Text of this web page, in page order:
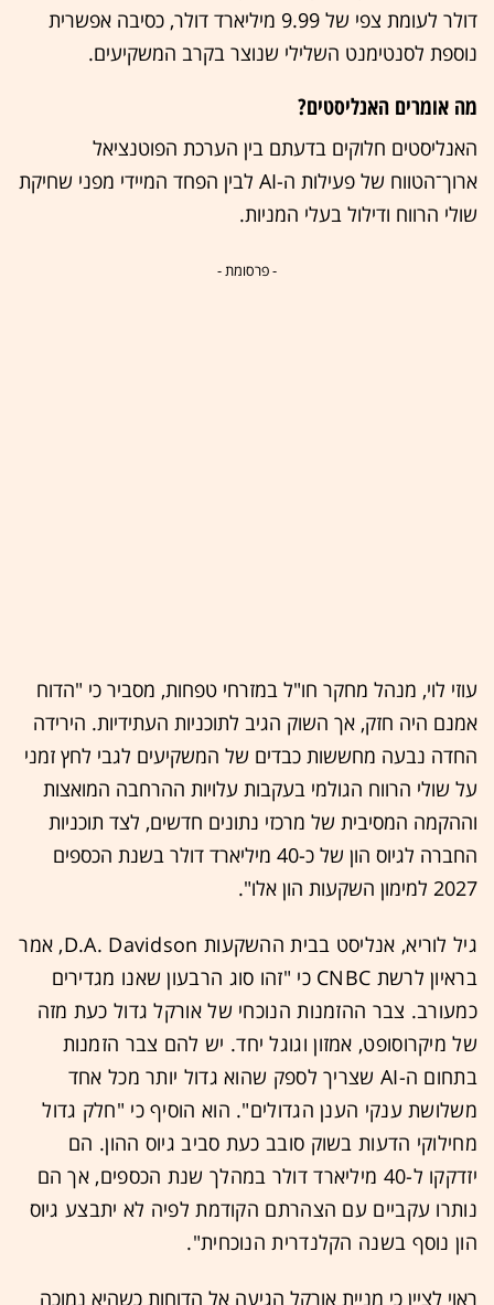
דולר לעומת צפי של 9.99 מיליארד דולר, כסיבה אפשרית
נוספת לסנטימנט השלילי שנוצר בקרב המשקיעים.
מה אומרים האנליסטים?
האנליסטים חלוקים בדעתם בין הערכת הפוטנציאל
ארוך־הטווח של פעילות ה-AI לבין הפחד המיידי מפני שחיקת
שולי הרווח ודילול בעלי המניות.
- פרסומת -
עוזי לוי, מנהל מחקר חו"ל במזרחי טפחות, מסביר כי "הדוח
אמנם היה חזק, אך השוק הגיב לתוכניות העתידיות. הירידה
החדה נבעה מחששות כבדים של המשקיעים לגבי לחץ זמני
על שולי הרווח הגולמי בעקבות עלויות ההרחבה המואצות
וההקמה המסיבית של מרכזי נתונים חדשים, לצד תוכניות
החברה לגיוס הון של כ-40 מיליארד דולר בשנת הכספים
2027 למימון השקעות הון אלו".
גיל לוריא, אנליסט בבית ההשקעות D.A. Davidson, אמר
בראיון לרשת CNBC כי "
זהו סוג הרבעון שאנו מגדירים
כמעורב. צבר ההזמנות הנוכחי של אורקל גדול כעת מזה
של מיקרוסופט, אמזון וגוגל יחד. יש להם צבר הזמנות
בתחום ה-AI שצריך לספק שהוא גדול יותר מכל אחד
משלושת ענקי הענן הגדולים". הוא הוסיף כי "חלק גדול
מחילוקי הדעות בשוק סובב כעת סביב גיוס ההון. הם
יזדקקו ל-40 מיליארד דולר במהלך שנת הכספים, אך הם
נותרו עקביים עם הצהרתם הקודמת לפיה לא יתבצע גיוס
הון נוסף בשנה הקלנדרית הנוכחית".
ראוי לציין כי מניית אורקל הגיעה אל הדוחות כשהיא נמוכה